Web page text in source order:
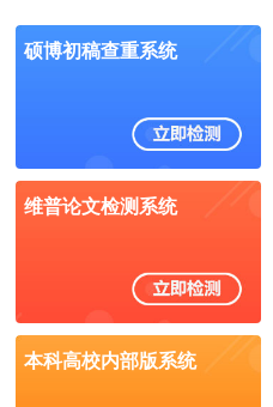
硕博初稿查重系统
维普论文检测系统
本科高校内部版系统